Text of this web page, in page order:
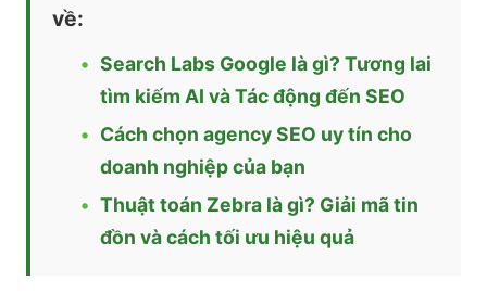
về:
Search Labs Google là gì? Tương lai
tìm kiếm AI và Tác động đến SEO
Cách chọn agency SEO uy tín cho
doanh nghiệp của bạn
Thuật toán Zebra là gì? Giải mã tin
đồn và cách tối ưu hiệu quả